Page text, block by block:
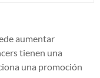
aumentar
tienen una
una promoción